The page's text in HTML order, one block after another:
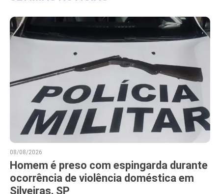
08/08/2026
Homem é preso com espingarda durante
ocorrência de violência doméstica em
Silveiras, SP